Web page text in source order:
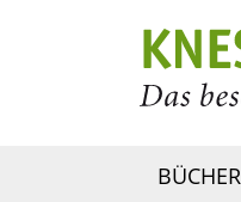
BÜCHER